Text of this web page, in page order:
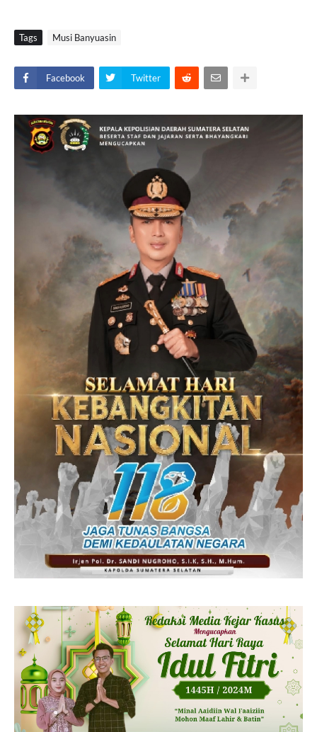
Tags Musi Banyuasin
Facebook Twitter